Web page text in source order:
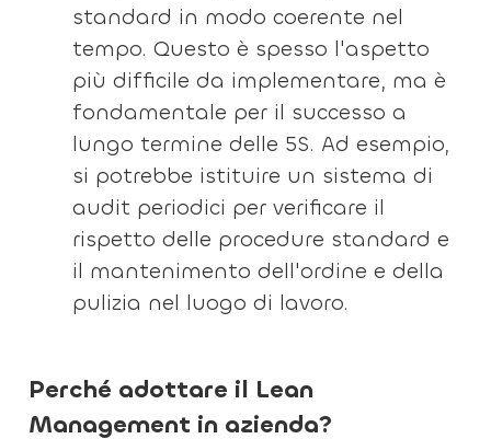
standard in modo coerente nel
tempo. Questo è spesso l'aspetto
più difficile da implementare, ma è
fondamentale per il successo a
lungo termine delle 5S. Ad esempio,
si potrebbe istituire un sistema di
audit periodici per verificare il
rispetto delle procedure standard e
il mantenimento dell'ordine e della
pulizia nel luogo di lavoro.
Perché adottare il Lean
Management in azienda?